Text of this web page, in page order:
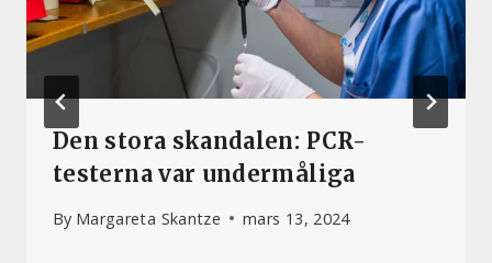
Den stora skandalen: PCR-
testerna var undermåliga
By Margareta Skantze mars 13, 2024